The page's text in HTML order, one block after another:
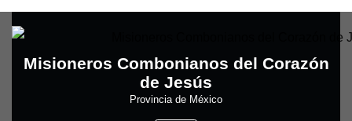
to
Misioneros Combonianos del Corazón
de Jesús
Provincia de México